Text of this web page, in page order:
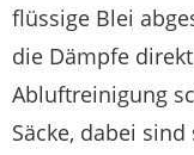
flüssige Blei
die Dämpfe
Abluftreinigung
Säcke, dabei